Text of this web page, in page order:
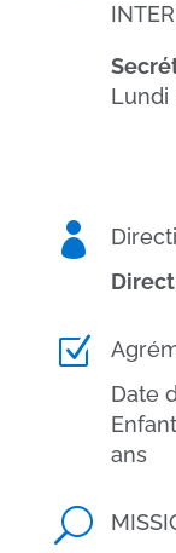
Lundi

Z
Date
ans
U